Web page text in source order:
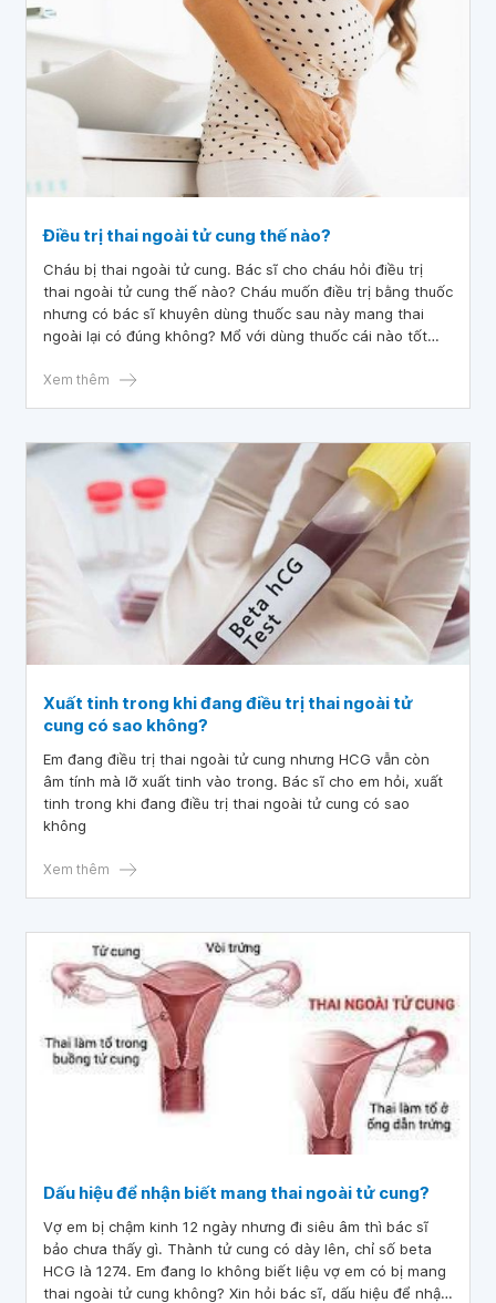
Điều trị thai ngoài tử cung thế nào?
Cháu bị thai ngoài tử cung. Bác sĩ cho cháu hỏi điều trị
thai ngoài tử cung thế nào? Cháu muốn điều trị bằng thuốc
nhưng có bác sĩ khuyên dùng thuốc sau này mang thai
ngoài lại có đúng không? Mổ với dùng thuốc cái nào tốt
Xem thêm
Xuất tinh trong khi đang điều trị thai ngoài tử
cung có sao không?
Em đang điều trị thai ngoài tử cung nhưng HCG vẫn còn
âm tính mà lỡ xuất tinh vào trong. Bác sĩ cho em hỏi, xuất
tinh trong khi đang điều trị thai ngoài tử cung có sao
không
Xem thêm
Dấu hiệu để nhận biết mang thai ngoài tử cung?
Vợ em bị chậm kinh 12 ngày nhưng đi siêu âm thì bác sĩ
bảo chưa thấy gì. Thành tử cung có dày lên, chỉ số beta
HCG là 1274. Em đang lo không biết liệu vợ em có bị mang
thai ngoài tử cung không? Xin hỏi bác sĩ, dấu hiệu để nhận